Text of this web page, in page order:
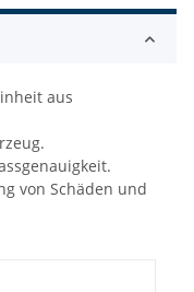
aus
von Schäden und